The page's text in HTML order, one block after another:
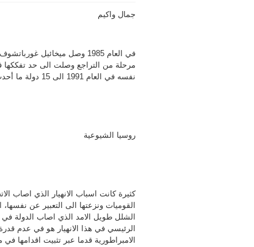
جمال واكيم
في العام 1985 وصل ميخائيل
نفسه في العام 1991 الى 15 دولة ما أحدث زلزالا دوليا لم يسبق له مثيل منذ الحرب العالمية الثانية.
روسيا الشيوعية
كثيرة كانت اسباب الانهيار الذي اصاب
القوميات ونزعتها الى التعبير عن
الرئيسي في هذا الانهيار هو في عدم
الامبراطورية قدما عبر تثبيت